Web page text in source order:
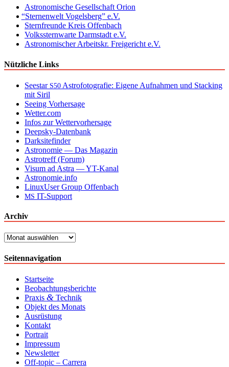
Astronomische Gesellschaft Orion
“Sternenwelt Vogelsberg” e.V.
Sternfreunde Kreis Offenbach
Volkssternwarte Darmstadt e.V.
Astronomischer Arbeitskr. Freigericht e.V.
Nützliche Links
Seestar S50 Astrofotografie: Eigene Aufnahmen und Stacking
mit Siril
Seeing Vorhersage
Wetter.com
Infos zur Wettervorhersage
Deepsky-Datenbank
Darksitefinder
Astronomie — Das Magazin
Astrotreff (Forum)
Visum ad Astra — YT-Kanal
Astronomie.info
LinuxUser Group Offenbach
MS IT-Support
Archiv
Archiv
Seitennavigation
Startseite
Beobachtungsberichte
Praxis & Technik
Objekt des Monats
Ausrüstung
Kontakt
Portrait
Impressum
Newsletter
Off-topic – Carrera